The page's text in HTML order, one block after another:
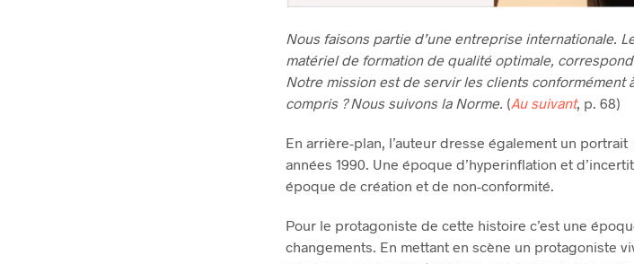
Nous faisons partie d’une entreprise internationale.
matériel de formation de qualité optimale,
Notre mission est de servir les clients conformément
compris ? Nous suivons la Norme. (Au suivant, p. 68)
En arrière-plan, l’auteur dresse également un
années 1990. Une époque d’hyperinflation et
époque de création et de non-conformité.
Pour le protagoniste de cette histoire c’est une
changements. En mettant en scène un protagoniste